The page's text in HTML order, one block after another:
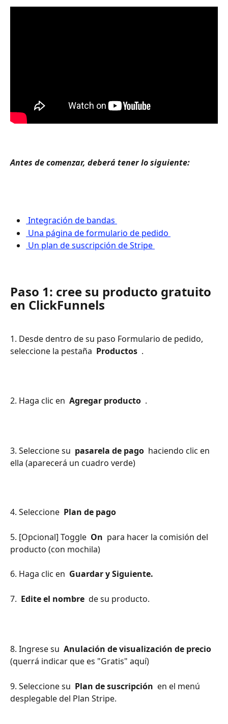
Antes de comenzar, deberá tener lo siguiente:
Integración de bandas
Una página de formulario de pedido
Un plan de suscripción de Stripe
Paso 1: cree su producto gratuito
en ClickFunnels
1. Desde dentro de su paso Formulario de pedido,
seleccione la pestaña Productos .
2. Haga clic en Agregar producto .
3. Seleccione su pasarela de pago haciendo clic en
ella (aparecerá un cuadro verde)
4. Seleccione Plan de pago
5. [Opcional] Toggle On para hacer la comisión del
producto (con mochila)
6. Haga clic en Guardar y Siguiente.
7. Edite el nombre de su producto.
8. Ingrese su Anulación de visualización de precio
(querrá indicar que es "Gratis" aquí)
9. Seleccione su Plan de suscripción en el menú
desplegable del Plan Stripe.